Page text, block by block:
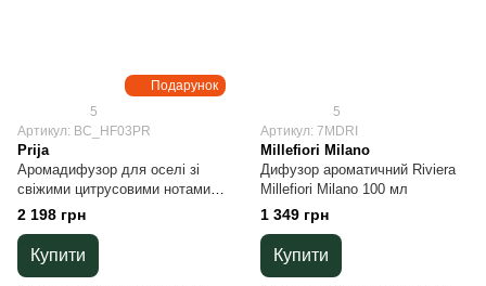
Подарунок
5
Артикул: BC_HF03PR
Prija
Аромадифузор для оселі зі
свіжими цитрусовими нотами
та мускатним горіхом Jus
D’Ambre Prija 200 мл
2 198 грн
Купити
5
Артикул: 7MDRI
Millefiori Milano
Дифузор ароматичний Riviera
Millefiori Milano 100 мл
1 349 грн
Купити